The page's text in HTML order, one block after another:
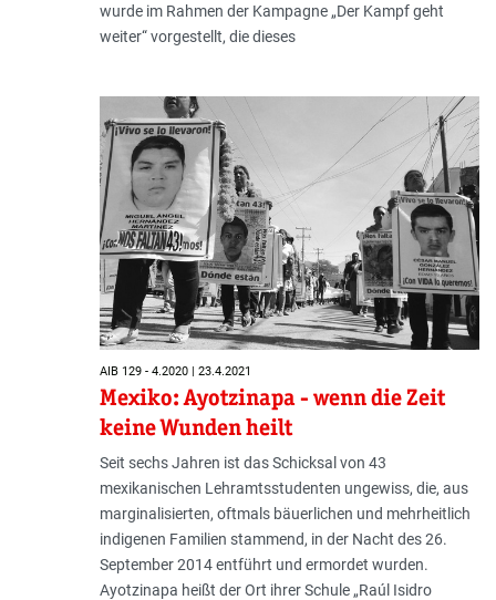
wurde im Rahmen der Kampagne „Der Kampf geht
weiter“ vorgestellt, die dieses
AIB 129 - 4.2020 | 23.4.2021
Mexiko: Ayotzinapa - wenn die Zeit
keine Wunden heilt
Seit sechs Jahren ist das Schicksal von 43
mexikanischen Lehramtsstudenten ungewiss, die, aus
marginalisierten, oftmals bäuerlichen und mehrheitlich
indigenen Familien stammend, in der Nacht des 26.
September 2014 entführt und ermordet wurden.
Ayotzinapa heißt der Ort ihrer Schule „Raúl Isidro